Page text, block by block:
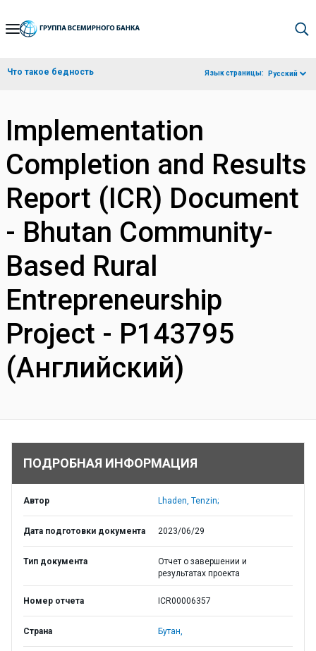
Skip
Navigation
Что такое бедность Язык страницы: Русский
Implementation
Completion and Results
Report (ICR) Document
- Bhutan Community-
Based Rural
Entrepreneurship
Project - P143795
(Английский)
ПОДРОБНАЯ ИНФОРМАЦИЯ
Автор Lhaden, Tenzin;
Дата подготовки документа 2023/06/29
Тип документа
Отчет о завершении и
результатах проекта
Номер отчета ICR00006357
Страна Бутан,